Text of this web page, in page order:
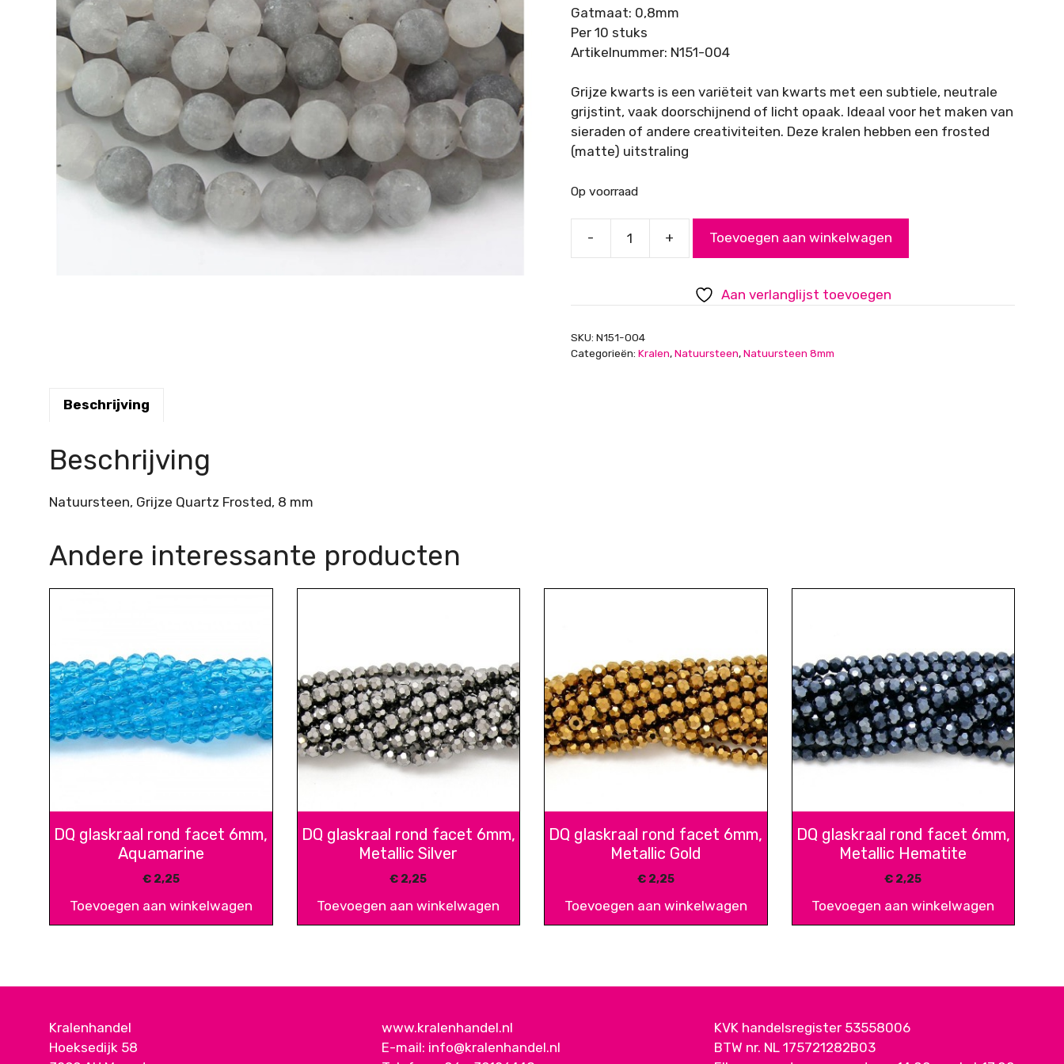
Gatmaat: 0,8mm
Per 10 stuks
Artikelnummer: N151-004
Grijze kwarts is een variëteit van kwarts met een subtiele, neutrale
grijstint, vaak doorschijnend of licht opaak. Ideaal voor het maken van
sieraden of andere creativiteiten. Deze kralen hebben een frosted
(matte) uitstraling
Op voorraad
-
8
aantal
+ Toevoegen aan winkelwagen
Aan verlanglijst toevoegen
SKU: N151-004
Categorieën: Kralen,Natuursteen,Natuursteen 8mm
Beschrijving
Beschrijving
Natuursteen, Grijze Quartz Frosted, 8 mm
Andere interessante producten
DQ glaskraal rond facet 6mm,
Aquamarine
€2,25
Toevoegen aan winkelwagen
DQ glaskraal rond facet 6mm,
Metallic Silver
€ 2,25
Toevoegen aan winkelwagen
DQ glaskraal rond facet 6mm,
Metallic Gold
€2,25
Toevoegen aan winkelwagen
DQ glaskraal rond facet 6mm,
Metallic Hematite
€ 2,25
Toevoegen aan winkelwagen
Kralenhandel
Hoeksedijk 58
www.kralenhandel.nl
E-mail: info@kralenhandel.nl
KVK handelsregister 53558006
BTW nr. NL 175721282B03